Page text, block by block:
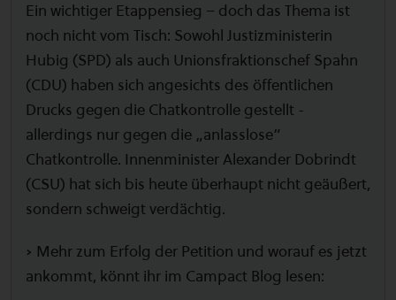
Ein wichtiger Etappensieg – doch das Thema ist
noch nicht vom Tisch: Sowohl Justizministerin
Hubig (SPD) als auch Unionsfraktionschef Spahn
(CDU) haben sich angesichts des öffentlichen
Drucks gegen die Chatkontrolle gestellt -
allerdings nur gegen die „anlasslose“
Chatkontrolle. Innenminister Alexander Dobrindt
(CSU) hat sich bis heute überhaupt nicht geäußert,
sondern schweigt verdächtig.
➡️ Mehr zum Erfolg der Petition und worauf es jetzt
ankommt, könnt ihr im Campact Blog lesen: